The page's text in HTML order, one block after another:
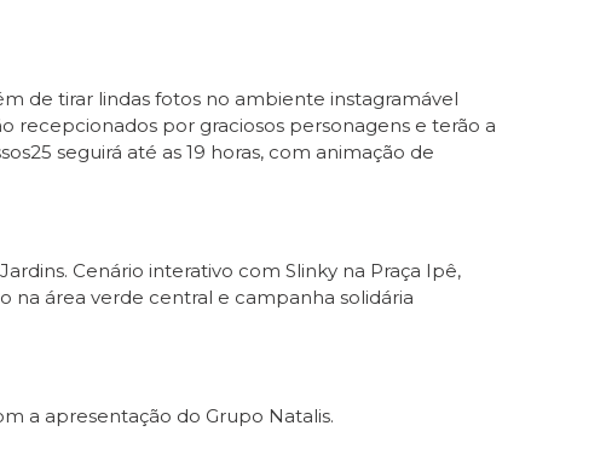
de tirar lindas fotos no ambiente instagramável
recepcionados por graciosos personagens e terão a
seguirá até as 19 horas, com animação de
Cenário interativo com Slinky na Praça Ipê,
na área verde central e campanha solidária
a apresentação do Grupo Natalis.